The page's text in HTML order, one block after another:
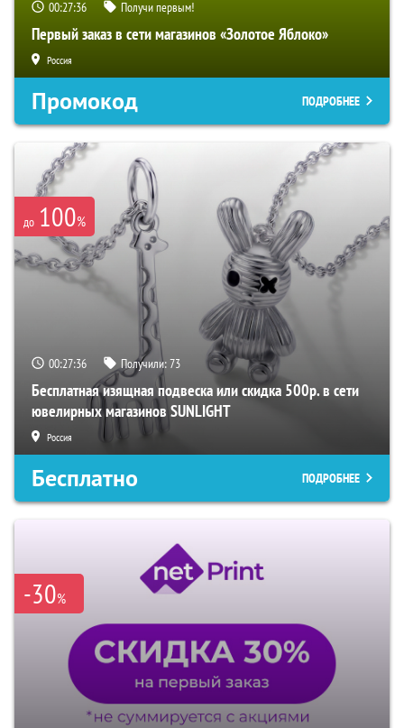
00:27:35 Получи первым!
Первый заказ в сети магазинов «Золотое Яблоко»
Россия
Промокод ПОДРОБНЕЕ
до 100%
00:27:35 Получили:73
Бесплатная изящная подвеска или скидка 500р. в сети
ювелирных магазинов SUNLIGHT
Россия
Бесплатно ПОДРОБНЕЕ
-30%